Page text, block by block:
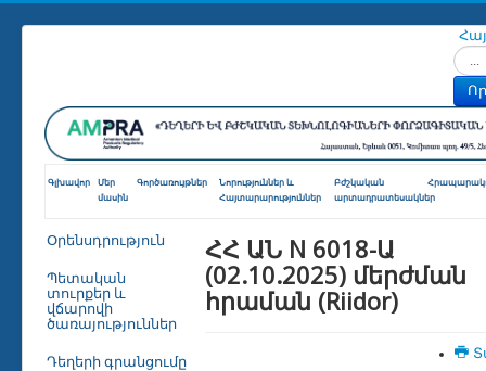
Գլխավոր
Մեր
մասին
Գործառույթներ
Նորություններ և
Հայտարարություններ
Բժշկական
արտադրատեսակներ
Օրենսդրություն
Պետական
տուրքեր և
վճարովի
ծառայություններ
Դեղերի գրանցումը
ՀՀ ԱՆ N 6018-Ա
(02.10.2025) մերժման
հրաման (Riidor)